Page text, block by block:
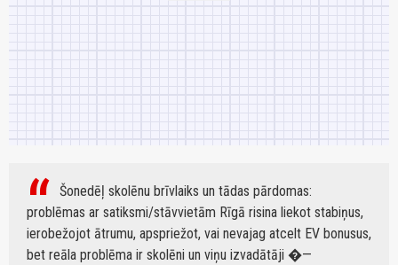
Šonedēļ skolēnu brīvlaiks un tādas pārdomas:
problēmas ar satiksmi/stāvvietām Rīgā risina liekot stabiņus,
ierobežojot ātrumu, apspriežot, vai nevajag atcelt EV bonusus,
bet reāla problēma ir skolēni un viņu izvadātāji �—